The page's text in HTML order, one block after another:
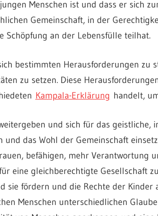
Menschen ist und dass er sich
Gemeinschaft, in der
Schöpfung an der Lebensfülle teilhat.
bestimmten Herausforderungen zu
zu setzen. Diese
Kampala-Erklärung handelt,
und sich für das geistliche,
das Wohl der Gemeinschaft
befähigen, mehr Verantwortung
eine gleichberechtigte Gesellschaft
sie fördern und die Rechte der Kinder
Menschen unterschiedlichen